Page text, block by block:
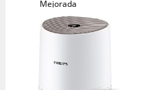
Mejorada